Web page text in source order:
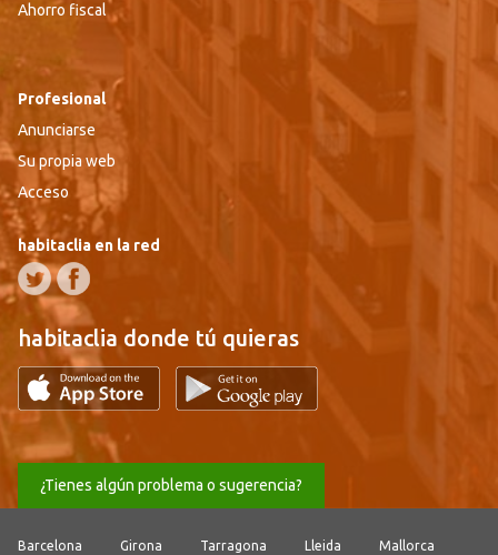
Ahorro fiscal
Profesional
Anunciarse
Su propia web
Acceso
habitaclia en la red
habitaclia donde tú quieras
¿Tienes algún problema o sugerencia?
Barcelona Girona Tarragona Lleida
Mallorca